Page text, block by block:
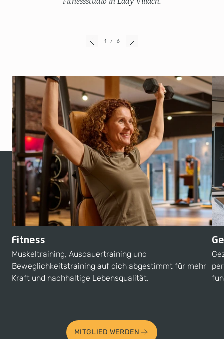
1 / 6
Fitness
Muskeltraining, Ausdauertraining und
Beweglichkeitstraining auf dich abgestimmt für mehr
Kraft und nachhaltige Lebensqualität.
MITGLIED WERDEN